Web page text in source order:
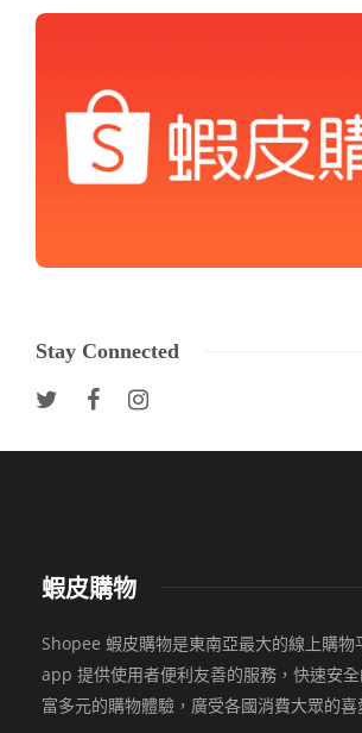
Stay Connected
蝦皮購物
Shopee 蝦皮購物是東南亞最大的線上購物
app 提供使用者便利友善的服務，快速安
富多元的購物體驗，廣受各國消費大眾的喜